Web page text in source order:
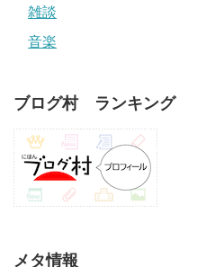
雑談
音楽
ブログ村 ランキング
メタ情報